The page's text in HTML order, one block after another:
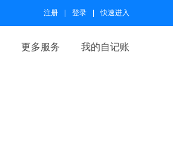
注册 登录 快速进入
更多服务 我的自记账